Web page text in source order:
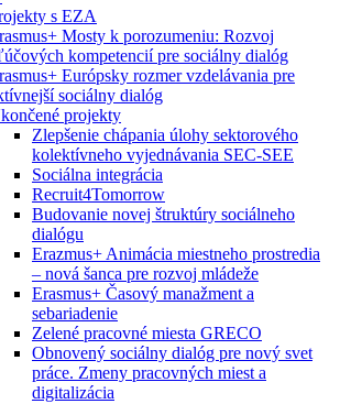
s EZA
Mosty k porozumeniu: Rozvoj
kompetencií pre sociálny dialóg
Európsky rozmer vzdelávania pre
sociálny dialóg
projekty
Zlepšenie chápania úlohy sektorového
kolektívneho vyjednávania SEC-SEE
Sociálna integrácia
Recruit4Tomorrow
Budovanie novej štruktúry sociálneho
dialógu
Erazmus+ Animácia miestneho prostredia
– nová šanca pre rozvoj mládeže
Erasmus+ Časový manažment a
sebariadenie
Zelené pracovné miesta GRECO
Obnovený sociálny dialóg pre nový svet
práce. Zmeny pracovných miest a
digitalizácia